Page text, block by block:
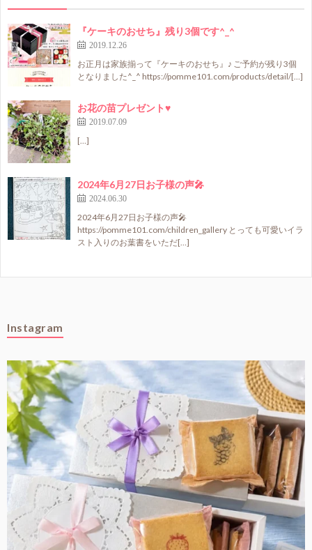
『ケーキのおせち』残り3個です^_^
2019.12.26
お正月は家族揃って『ケーキのおせち』♪ ご予約が残り3個
となりました^_^ https://pomme101.com/products/detail/[…]
お花の苗プレゼント♥
2019.07.09
[…]
2024年6月27日お子様の声🎤
2024.06.30
2024年6月27日お子様の声🎤
https://pomme101.com/children_gallery とっても可愛いイラ
スト入りのお葉書をいただ[…]
Instagram